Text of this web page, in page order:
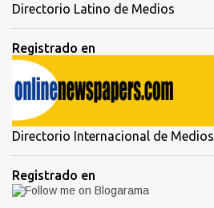
Directorio Latino de Medios
Registrado en
Directorio Internacional de Medios
Registrado en